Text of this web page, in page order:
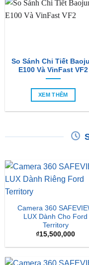
So Sánh Chi Tiết
E100 Và VinFast VF2
XEM THÊM
Camera 360
LUX Dành Cho Ford
Territory
₫15,500,000